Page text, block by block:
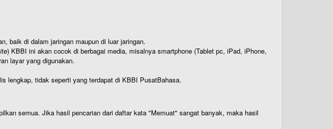
baik di dalam jaringan maupun di luar jaringan.
) KBBI ini akan cocok di berbagai media, misalnya smartphone (Tablet pc, iPad, iPhone,
layar yang digunakan.
lengkap, tidak seperti yang terdapat di KBBI PusatBahasa.
semua. Jika hasil pencarian dari daftar kata "Memuat" sangat banyak, maka hasil